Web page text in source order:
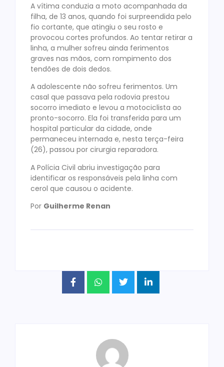
A vítima conduzia a moto acompanhada da
filha, de 13 anos, quando foi surpreendida pelo
fio cortante, que atingiu o seu rosto e
provocou cortes profundos. Ao tentar retirar a
linha, a mulher sofreu ainda ferimentos
graves nas mãos, com rompimento dos
tendões de dois dedos.
A adolescente não sofreu ferimentos. Um
casal que passava pela rodovia prestou
socorro imediato e levou a motociclista ao
pronto-socorro. Ela foi transferida para um
hospital particular da cidade, onde
permaneceu internada e, nesta terça-feira
(26), passou por cirurgia reparadora.
A Polícia Civil abriu investigação para
identificar os responsáveis pela linha com
cerol que causou o acidente.
Por Guilherme Renan